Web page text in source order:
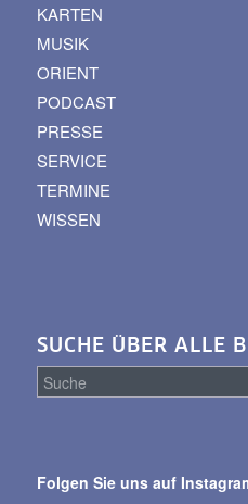
KARTEN
MUSIK
ORIENT
PODCAST
PRESSE
SERVICE
TERMINE
WISSEN
SUCHE ÜBER ALLE
alle
Folgen Sie uns auf